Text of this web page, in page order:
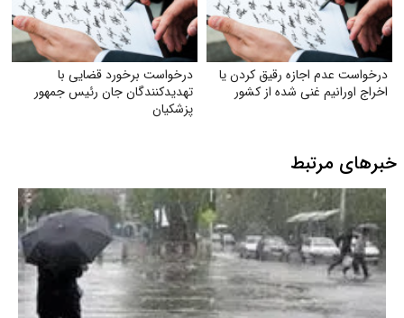
درخواست عدم اجازه رقیق کردن یا
اخراج اورانیم غنی شده از کشور
درخواست برخورد قضایی با
تهدید‌کنندگان جان رئیس جمهور
پزشکیان
خبرهای مرتبط